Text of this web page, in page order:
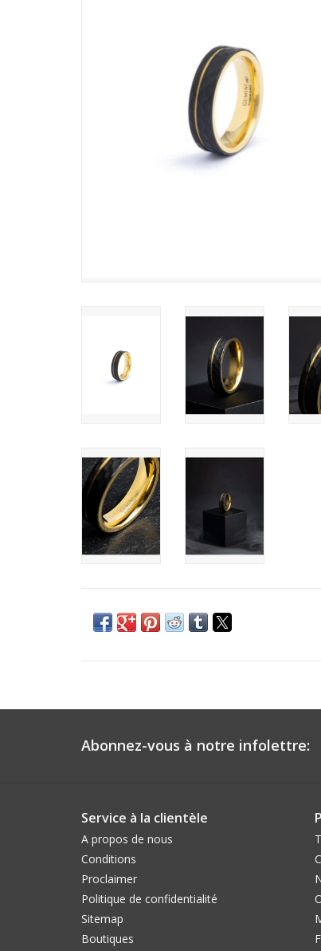
Abonnez-vous à notre infolettre:
Service à la clientèle
A propos de nous
Conditions
Proclaimer
Politique de confidentialité
Sitemap
Boutiques